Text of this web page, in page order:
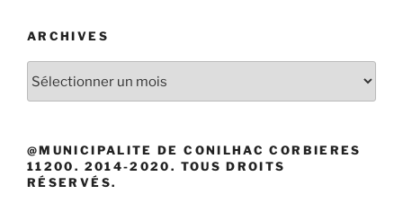
ARCHIVES
@MUNICIPALITE DE CONILHAC CORBIERES
11200. 2014-2020. TOUS DROITS
RÉSERVÉS.